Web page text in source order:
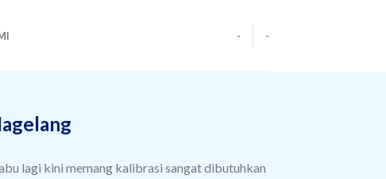
- -
lagi kini memang kalibrasi sangat dibutuhkan